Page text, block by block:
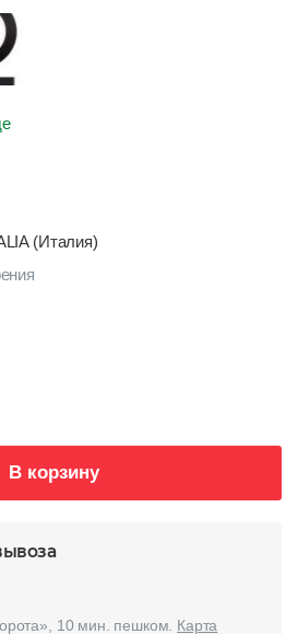
(Италия)
В корзину
10 мин. пешком. Карта